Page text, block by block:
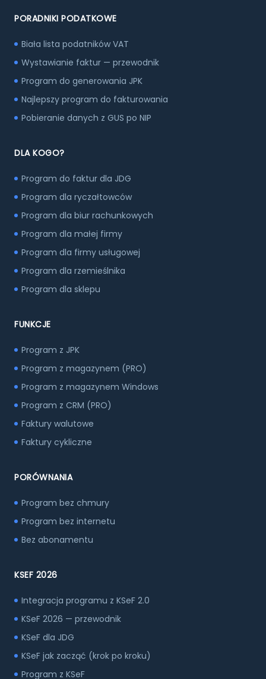
PORADNIKI PODATKOWE
Biała lista podatników VAT
Wystawianie faktur — przewodnik
Program do generowania JPK
Najlepszy program do fakturowania
Pobieranie danych z GUS po NIP
DLA KOGO?
Program do faktur dla JDG
Program dla ryczałtowców
Program dla biur rachunkowych
Program dla małej firmy
Program dla firmy usługowej
Program dla rzemieślnika
Program dla sklepu
FUNKCJE
Program z JPK
Program z magazynem (PRO)
Program z magazynem Windows
Program z CRM (PRO)
Faktury walutowe
Faktury cykliczne
PORÓWNANIA
Program bez chmury
Program bez internetu
Bez abonamentu
KSEF 2026
Integracja programu z KSeF 2.0
KSeF 2026 — przewodnik
KSeF dla JDG
KSeF jak zacząć (krok po kroku)
Program z KSeF